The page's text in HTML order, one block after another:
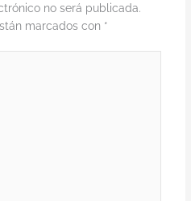
no será publicada.
marcados con *